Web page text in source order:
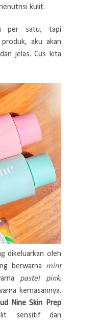
kulit.
per satu, tapi
aku akan
jelas. Cus kita
dikeluarkan oleh
berwarna mint
pastel pink.
kemasannya.
Nine Skin Prep
sensitif dan